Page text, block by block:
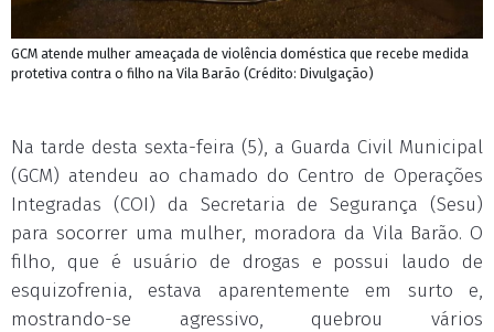
GCM atende mulher ameaçada de violência doméstica que recebe medida
protetiva contra o filho na Vila Barão (Crédito: Divulgação)
Na tarde desta sexta-feira (5), a Guarda Civil Municipal
(GCM) atendeu ao chamado do Centro de Operações
Integradas (COI) da Secretaria de Segurança (Sesu)
para socorrer uma mulher, moradora da Vila Barão. O
filho, que é usuário de drogas e possui laudo de
esquizofrenia, estava aparentemente em surto e,
mostrando-se agressivo, quebrou vários